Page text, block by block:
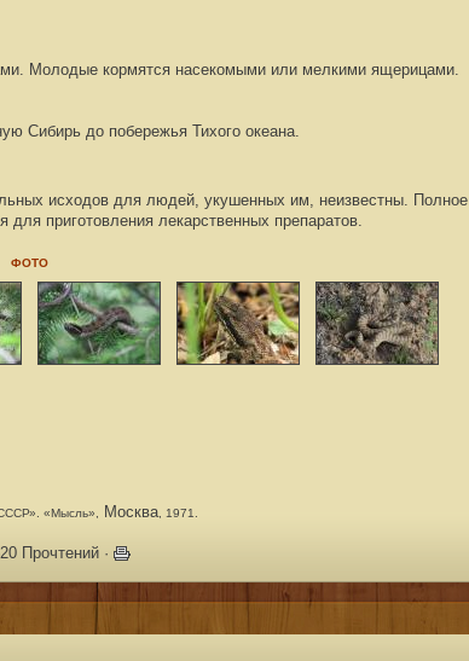
Молодые кормятся насекомыми или мелкими ящерицами.
Сибирь до побережья Тихого океана.
исходов для людей, укушенных им, неизвестны. Полное
для приготовления лекарственных препаратов.
ФОТО
«Мысль», Москва, 1971.
Прочтений ·